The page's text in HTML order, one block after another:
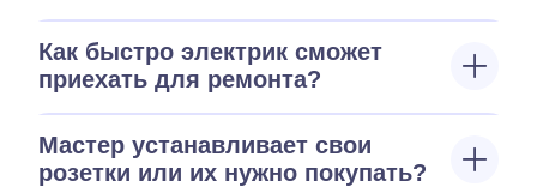
Как быстро электрик сможет
приехать для ремонта?
Мастер устанавливает свои
розетки или их нужно покупать?